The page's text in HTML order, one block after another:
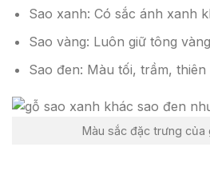
Sao xanh: Có sắc ánh xanh
Sao vàng: Luôn giữ tông
Sao đen: Màu tối, trầm,
Màu sắc đặc trưng của